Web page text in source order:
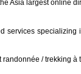
Asia largest online
services specializing
/ trekking à